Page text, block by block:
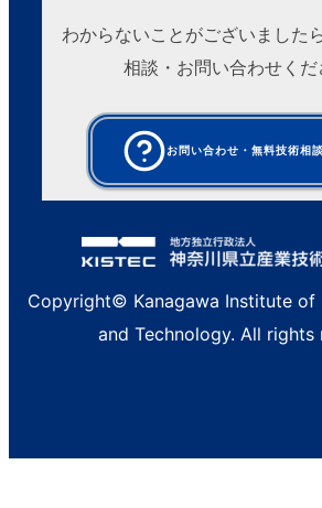
わからないことがございました
相談・お問い合わせくだ
お問い合わせ・無料技術相
Copyright© Kanagawa Institute of
and Technology. All rights